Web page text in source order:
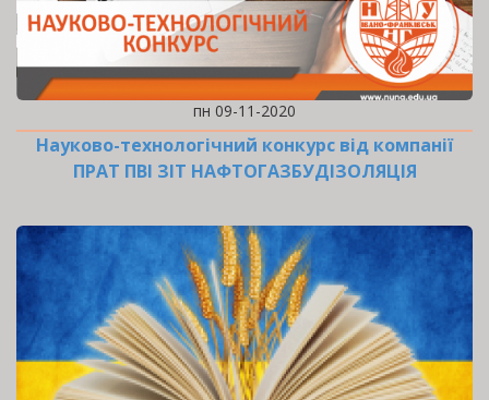
пн 09-11-2020
Науково-технологічний конкурс від компанії
ПРАТ ПВІ ЗІТ НАФТОГАЗБУДІЗОЛЯЦІЯ